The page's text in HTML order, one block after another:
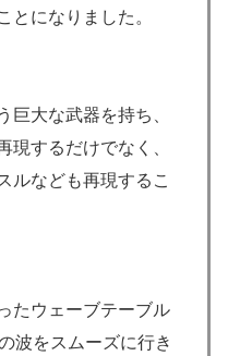
とになりました。
巨大な武器を持ち、
現するだけでなく、
ルなども再現するこ
たウェーブテーブル
波をスムーズに行き